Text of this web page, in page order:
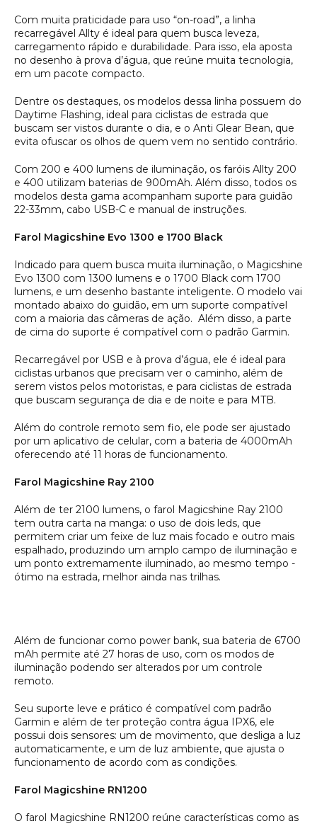
Com muita praticidade para uso “on-road”, a linha
recarregável Allty é ideal para quem busca leveza,
carregamento rápido e durabilidade. Para isso, ela aposta
no desenho à prova d’água, que reúne muita tecnologia,
em um pacote compacto.
Dentre os destaques, os modelos dessa linha possuem do
Daytime Flashing, ideal para ciclistas de estrada que
buscam ser vistos durante o dia, e o Anti Glear Bean, que
evita ofuscar os olhos de quem vem no sentido contrário.
Com 200 e 400 lumens de iluminação, os faróis Allty 200
e 400 utilizam baterias de 900mAh. Além disso, todos os
modelos desta gama acompanham suporte para guidão
22-33mm, cabo USB-C e manual de instruções.
Farol Magicshine Evo 1300 e 1700 Black
Indicado para quem busca muita iluminação, o Magicshine
Evo 1300 com 1300 lumens e o 1700 Black com 1700
lumens, e um desenho bastante inteligente. O modelo vai
montado abaixo do guidão, em um suporte compatível
com a maioria das câmeras de ação. Além disso, a parte
de cima do suporte é compatível com o padrão Garmin.
Recarregável por USB e à prova d’água, ele é ideal para
ciclistas urbanos que precisam ver o caminho, além de
serem vistos pelos motoristas, e para ciclistas de estrada
que buscam segurança de dia e de noite e para MTB.
Além do controle remoto sem fio, ele pode ser ajustado
por um aplicativo de celular, com a bateria de 4000mAh
oferecendo até 11 horas de funcionamento.
Farol Magicshine Ray 2100
Além de ter 2100 lumens, o farol Magicshine Ray 2100
tem outra carta na manga: o uso de dois leds, que
permitem criar um feixe de luz mais focado e outro mais
espalhado, produzindo um amplo campo de iluminação e
um ponto extremamente iluminado, ao mesmo tempo -
ótimo na estrada, melhor ainda nas trilhas.
Além de funcionar como power bank, sua bateria de 6700
mAh permite até 27 horas de uso, com os modos de
iluminação podendo ser alterados por um controle
remoto.
Seu suporte leve e prático é compatível com padrão
Garmin e além de ter proteção contra água IPX6, ele
possui dois sensores: um de movimento, que desliga a luz
automaticamente, e um de luz ambiente, que ajusta o
funcionamento de acordo com as condições.
Farol Magicshine RN1200
O farol Magicshine RN1200 reúne características como as